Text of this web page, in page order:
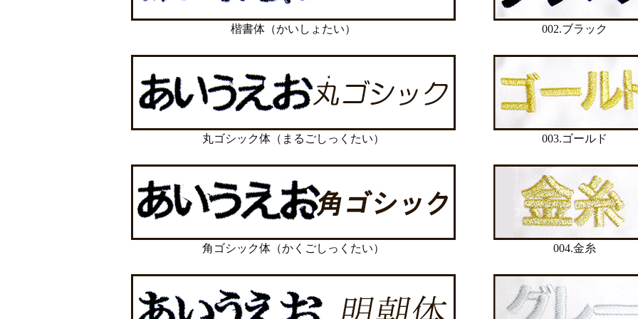
楷書体（かいしょたい）
丸ゴシック体（まるごしっくたい）
角ゴシック体（かくごしっくたい）
002.ブラック
003.ゴールド
004.金糸